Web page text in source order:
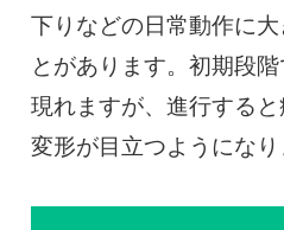
下りなどの日常動作に
とがあります。初期段
現れますが、進行する
変形が目立つようになり